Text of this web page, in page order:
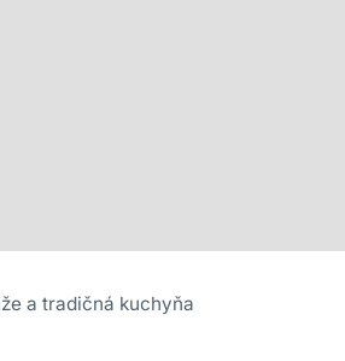
a tradičná kuchyňa